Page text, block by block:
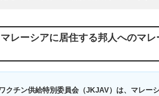
レーシアに居住する邦人へのマ
クチン供給特別委員会（JKJAV）は、マレー